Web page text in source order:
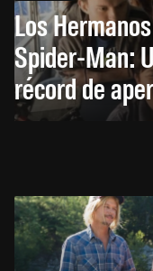
Los
Spider-Man:
récord de